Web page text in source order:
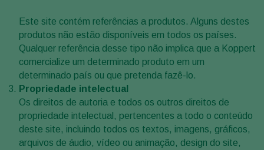
Este site contém referências a produtos. Alguns destes
produtos não estão disponíveis em todos os países.
Qualquer referência desse tipo não implica que a Koppert
comercialize um determinado produto em um
determinado país ou que pretenda fazê-lo.
Propriedade intelectual
Os direitos de autoria e todos os outros direitos de
propriedade intelectual, pertencentes a todo o conteúdo
deste site, incluindo todos os textos, imagens, gráficos,
arquivos de áudio, vídeo ou animação, design do site,